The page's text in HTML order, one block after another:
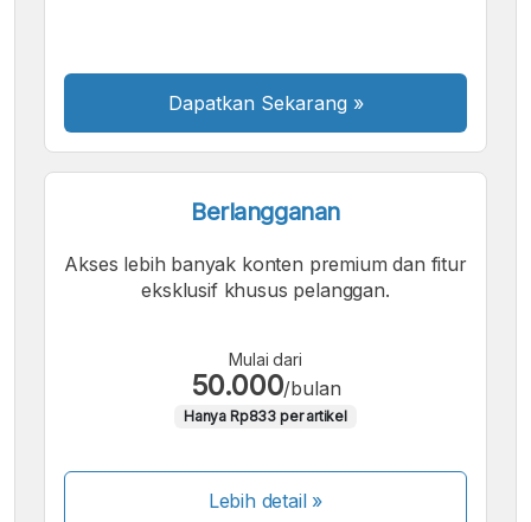
Dapatkan Sekarang »
Berlangganan
Akses lebih banyak konten premium dan fitur
eksklusif khusus pelanggan.
Mulai dari
50.000/bulan
Hanya Rp833 per artikel
Lebih detail »